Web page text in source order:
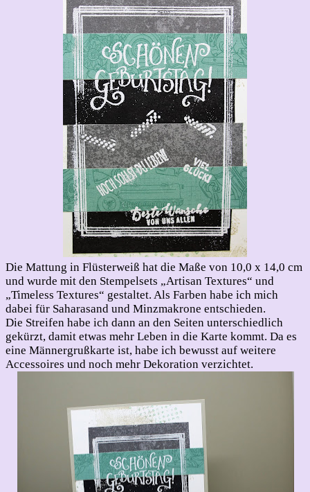
Die Mattung in Flüsterweiß hat die Maße von 10,0 x 14,0 cm
und wurde mit den Stempelsets „Artisan Textures“ und
„Timeless Textures“ gestaltet. Als Farben habe ich mich
dabei für Saharasand und Minzmakrone entschieden.
Die Streifen habe ich dann an den Seiten unterschiedlich
gekürzt, damit etwas mehr Leben in die Karte kommt. Da es
eine Männergrußkarte ist, habe ich bewusst auf weitere
Accessoires und noch mehr Dekoration verzichtet.